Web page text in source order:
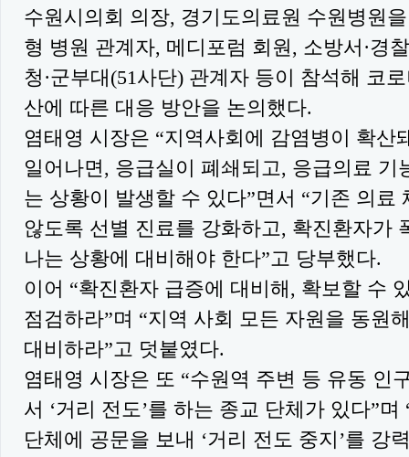
수원시의회 의장, 경기도의료원 수원병원
형 병원 관계자, 메디포럼 회원, 소방서·경
청·군부대(51사단) 관계자 등이 참석해 코
산에 따른 대응 방안을 논의했다.
염태영 시장은 “지역사회에 감염병이 확산
일어나면, 응급실이 폐쇄되고, 응급의료 기
는 상황이 발생할 수 있다”면서 “기존 의료
않도록 선별 진료를 강화하고, 확진환자가
나는 상황에 대비해야 한다”고 당부했다.
이어 “확진환자 급증에 대비해, 확보할 수
점검하라”며 “지역 사회 모든 자원을 동원
대비하라”고 덧붙였다.
염태영 시장은 또 “수원역 주변 등 유동 인
서 ‘거리 전도’를 하는 종교 단체가 있다”
단체에 공문을 보내 ‘거리 전도 중지’를 강